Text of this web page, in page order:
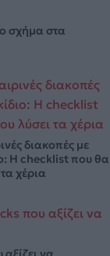
σχήμα στα
διακοπές με
Η checklist που θα
χέρια